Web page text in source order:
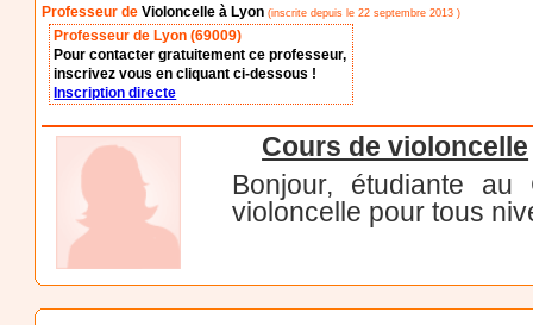
Professeur deVioloncelle à Lyon (inscrite depuis le 22 septembre 2013 )
Professeur de Lyon (69009)
Pour contacter gratuitement ce professeur,
inscrivez vous en cliquant ci-dessous !
Inscription directe
Cours de violoncelle
Bonjour, étudiante
violoncelle pour tous